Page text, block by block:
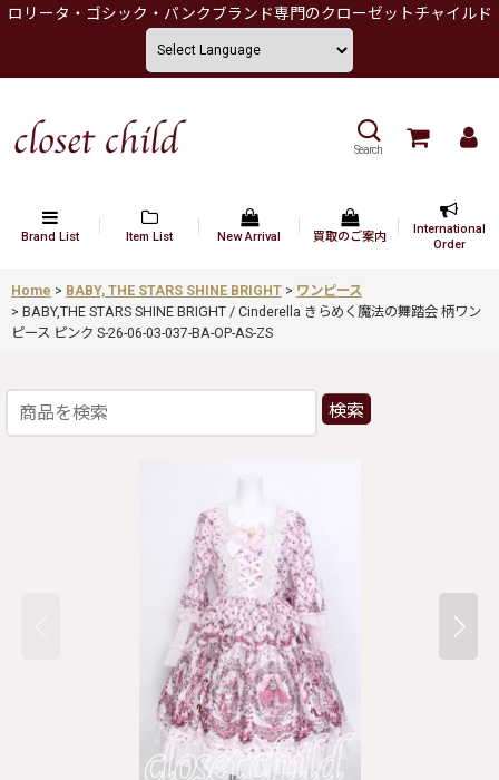
ロリータ・ゴシック・パンクブランド専門のクローゼットチャイルド
Search
Brand List Item List New Arrival 買取のご案内
International
Order
Home > BABY, THE STARS SHINE BRIGHT > ワンピース
> BABY,THE STARS SHINE BRIGHT / Cinderella きらめく魔法の舞踏会 柄ワン
ピース ピンク S-26-06-03-037-BA-OP-AS-ZS
検索